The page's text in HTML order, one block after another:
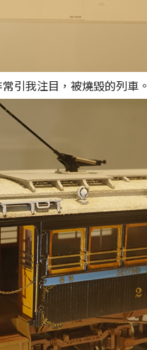
引我注目，被燒毀的列車。